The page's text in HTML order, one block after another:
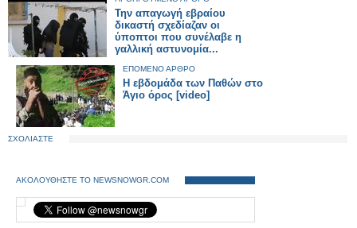
Την απαγωγή εβραίου
δικαστή σχεδίαζαν οι
ύποπτοι που συνέλαβε η
γαλλική αστυνομία...
ΕΠΟΜΕΝΟ ΑΡΘΡΟ
Η εβδομάδα των Παθών στο
Άγιο όρος [video]
ΣΧΟΛΙΑΣΤΕ
ΑΚΟΛΟΥΘΗΣΤΕ ΤΟ NEWSNOWGR.COM